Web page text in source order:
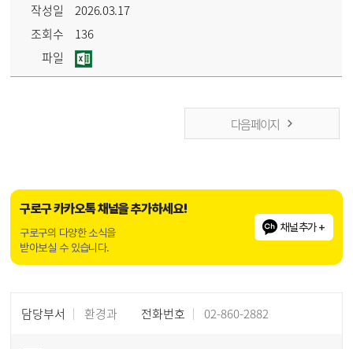
작성일
2026.03.17
조회수
136
파일
다음 페이지
구로구 카카오톡 채널을 추가하세요!
구로구의 다양한 소식을
받아보실 수 있습니다.
채널추가 +
담당부서 환경과 전화번호 02-860-2882